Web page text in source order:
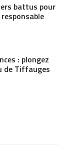
battus pour
: plongez
de Tiffauges